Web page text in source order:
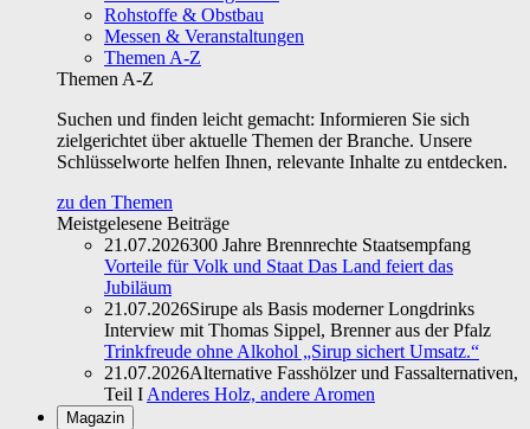
Rohstoffe & Obstbau
Messen & Veranstaltungen
Themen A-Z
Themen A-Z
Suchen und finden leicht gemacht: Informieren Sie sich
zielgerichtet über aktuelle Themen der Branche. Unsere
Schlüsselworte helfen Ihnen, relevante Inhalte zu entdecken.
zu den Themen
Meistgelesene Beiträge
21.07.2026300 Jahre Brennrechte Staatsempfang
Vorteile für Volk und Staat Das Land feiert das
Jubiläum
21.07.2026Sirupe als Basis moderner Longdrinks
Interview mit Thomas Sippel, Brenner aus der Pfalz
Trinkfreude ohne Alkohol „Sirup sichert Umsatz.“
21.07.2026Alternative Fasshölzer und Fassalternativen,
Teil I Anderes Holz, andere Aromen
Magazin